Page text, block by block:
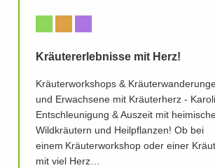
Kräutererlebnisse mit Herz!
Kräuterworkshops &
und Erwachsene mit Kräuterherz -
Entschleunigung & Auszeit mit
Wildkräutern und Heilpflanzen! Ob bei
einem Kräuterworkshop oder einer
mit viel Herz…